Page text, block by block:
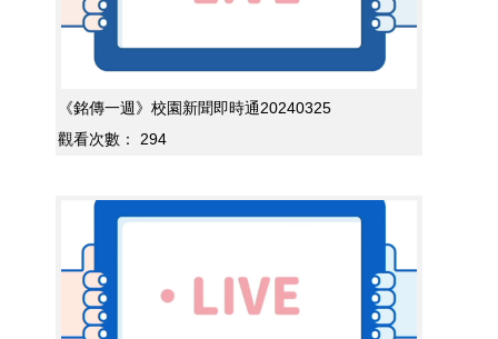
《銘傳一週》校園新聞即時通20240325
觀看次數：
294